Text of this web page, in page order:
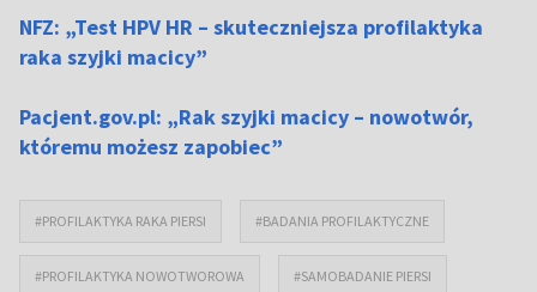
NFZ: „Test HPV HR – skuteczniejsza profilaktyka
raka szyjki macicy”
Pacjent.gov.pl: „Rak szyjki macicy – nowotwór,
któremu możesz zapobiec”
#PROFILAKTYKA RAKA PIERSI #BADANIA PROFILAKTYCZNE
#PROFILAKTYKA NOWOTWOROWA #SAMOBADANIE PIERSI